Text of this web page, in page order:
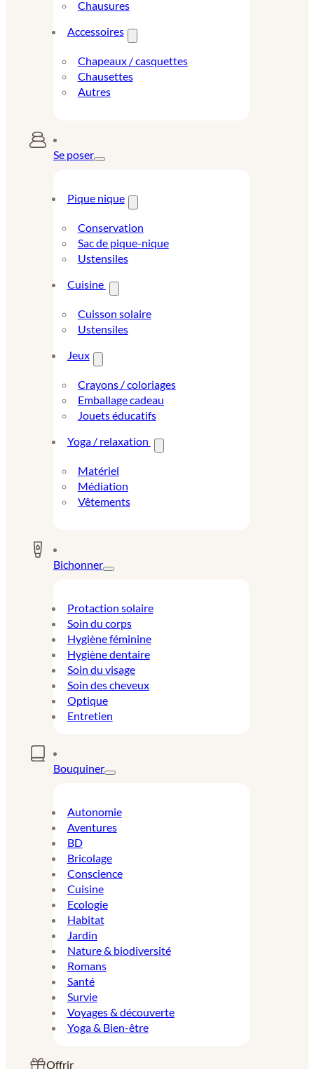
Chausures
Accessoires
Chapeaux / casquettes
Chausettes
Autres
Se poser
Pique nique
Conservation
Sac de pique-nique
Ustensiles
Cuisine
Cuisson solaire
Ustensiles
Jeux
Crayons / coloriages
Emballage cadeau
Jouets éducatifs
Yoga / relaxation
Matériel
Médiation
Vêtements
Bichonner
Protaction solaire
Soin du corps
Hygiène féminine
Hygiène dentaire
Soin du visage
Soin des cheveux
Optique
Entretien
Bouquiner
Autonomie
Aventures
BD
Bricolage
Conscience
Cuisine
Ecologie
Habitat
Jardin
Nature & biodiversité
Romans
Santé
Survie
Voyages & découverte
Yoga & Bien-être
Offrir